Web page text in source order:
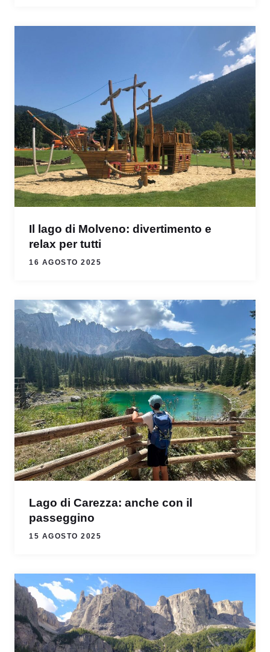
Il lago di Molveno: divertimento e
relax per tutti
16 AGOSTO 2025
Lago di Carezza: anche con il
passeggino
15 AGOSTO 2025